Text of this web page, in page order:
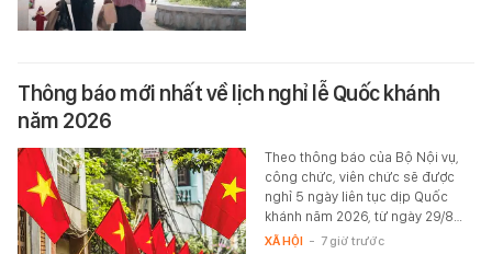
Thông báo mới nhất về lịch nghỉ lễ Quốc khánh
năm 2026
Theo thông báo của Bộ Nội vụ,
công chức, viên chức sẽ được
nghỉ 5 ngày liên tục dịp Quốc
khánh năm 2026, từ ngày 29/8…
XÃ HỘI - 7 giờ trước